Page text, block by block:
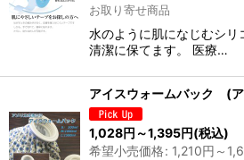
お取り寄せ商品
水のように肌になじむシリ
清潔に保てます。 医療…
アイスウォームバック (ア
1,028円 ～1,395円(税込)
希望小売価格: 1,210円 ～